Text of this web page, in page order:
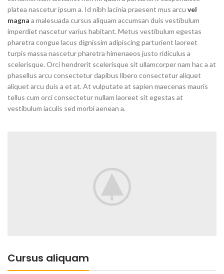
platea nascetur ipsum a. Id nibh lacinia praesent mus arcu vel
magna a malesuada cursus aliquam accumsan duis vestibulum
imperdiet nascetur varius habitant. Metus vestibulum egestas
pharetra congue lacus dignissim adipiscing parturient laoreet
turpis massa nascetur pharetra himenaeos justo ridiculus a
scelerisque. Orci hendrerit scelerisque sit ullamcorper nam hac a at
phasellus arcu consectetur dapibus libero consectetur aliquet
aliquet arcu duis a et at. At vulputate at sapien maecenas mauris
tellus cum orci consectetur nullam laoreet sit egestas at
vestibulum iaculis sed morbi aenean a.
Cursus aliquam